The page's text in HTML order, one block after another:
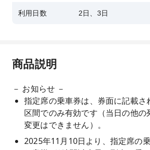
利用日数 2日、3日
商品説明
－ お知らせ －
指定席の乗車券は、券面に記載さ
区間でのみ有効です（当日の他の
変更はできません）。
2025年11月10日より、指定席の